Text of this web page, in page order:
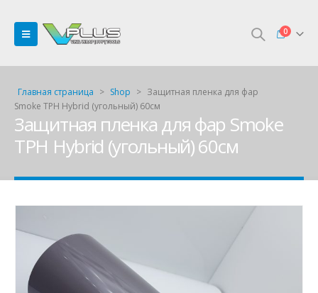
0
Главная страница > Shop > Защитная пленка для фар
Smoke TPH Hybrid (угольный) 60см
Защитная пленка для фар Smoke
TPH Hybrid (угольный) 60см